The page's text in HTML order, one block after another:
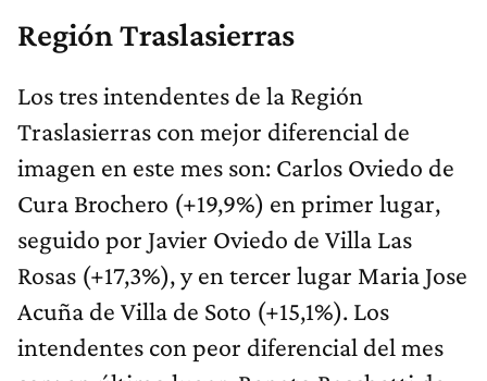
Región Traslasierras
Los tres intendentes de la Región
Traslasierras con mejor diferencial de
imagen en este mes son: Carlos Oviedo de
Cura Brochero (+19,9%) en primer lugar,
seguido por Javier Oviedo de Villa Las
Rosas (+17,3%), y en tercer lugar Maria Jose
Acuña de Villa de Soto (+15,1%). Los
intendentes con peor diferencial del mes